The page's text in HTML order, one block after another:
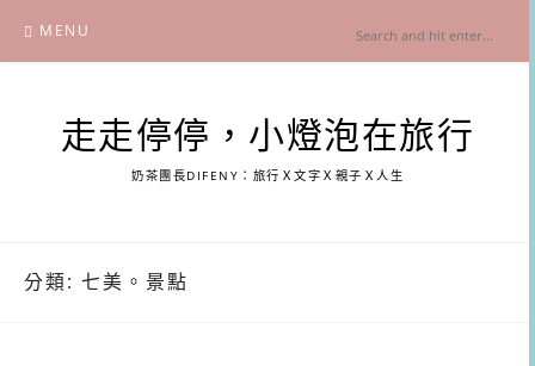
content
MENU
走走停停，小燈泡在旅行
奶茶團長DIFENY：旅行Ｘ文字Ｘ親子Ｘ人生
分類: 七美。景點